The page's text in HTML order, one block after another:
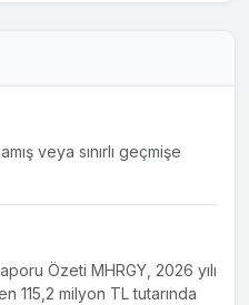
veya sınırlı geçmişe
Özeti MHRGY, 2026 yılı
115,2 milyon TL tutarında